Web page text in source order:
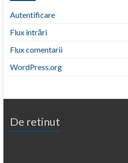
Autentificare
Flux intrări
Flux comentarii
WordPress.org
De retinut